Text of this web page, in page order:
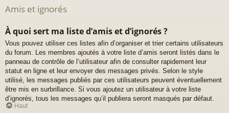
Amis et ignorés
À quoi sert ma liste d’amis et d’ignorés ?
Vous pouvez utiliser ces listes afin d’organiser et trier certains utilisateurs
du forum. Les membres ajoutés à votre liste d’amis seront listés dans le
panneau de contrôle de l’utilisateur afin de consulter rapidement leur
statut en ligne et leur envoyer des messages privés. Selon le style
utilisé, les messages publiés par ces utilisateurs peuvent éventuellement
être mis en surbrillance. Si vous ajoutez un utilisateur à votre liste
d’ignorés, tous les messages qu’il publiera seront masqués par défaut.
Haut